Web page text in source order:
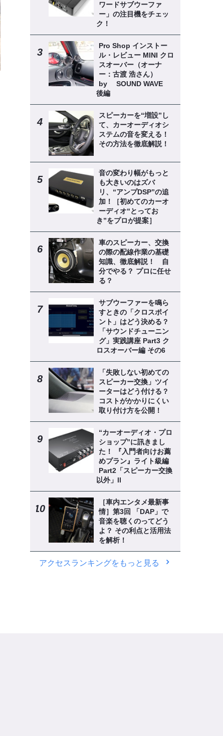
ワードサブウーファ
ー」の注目機をチェッ
ク！
Pro Shop インストー
ル・レビュー MINI クロ
スオーバー（オーナ
ー：古渡 浩さん）
by SOUND WAVE
後編
スピーカーを“増設”し
て、カーオーディオシ
ステムの音を変える！
その方法を徹底解説！
音の変わり幅がもっと
も大きいのはズバ
リ、“アンプDSP”の追
加！［初めてのカーオ
ーディオ“とってお
き”をプロが提案］
車のスピーカー、交換
の際の配線作業の基礎
知識、徹底解説！ 自
分でやる？ プロに任せ
る？
サブウーファーを鳴ら
すときの「クロスポイ
ント」はどう決める？
「サウンドチューニン
グ」実践講座 Part3 ク
ロスオーバー編 その6
「失敗しない初めての
スピーカー交換」ツイ
ーターはどう付ける？
コストがかかりにくい
取り付け方を公開！
“カーオーディオ・プロ
ショップ”に訊きまし
た！ 『入門者向けお薦
めプラン』ライト級編
Part2「スピーカー交換
以外」ll
［車内エンタメ最新事
情］第3回 「DAP」で
音楽を聴くのってどう
よ？ その利点と活用法
を解析！
アクセスランキングをもっと見る